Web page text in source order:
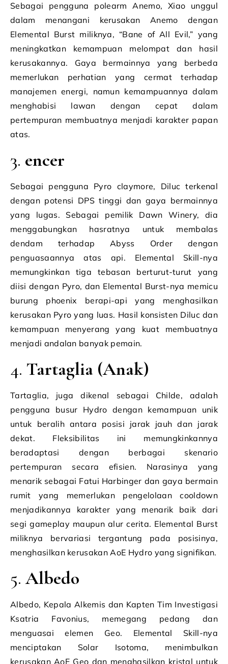
Sebagai pengguna polearm Anemo, Xiao unggul
dalam menangani kerusakan Anemo dengan
Elemental Burst miliknya, “Bane of All Evil,” yang
meningkatkan kemampuan melompat dan hasil
kerusakannya. Gaya bermainnya yang berbeda
memerlukan perhatian yang cermat terhadap
manajemen energi, namun kemampuannya dalam
menghabisi lawan dengan cepat dalam
pertempuran membuatnya menjadi karakter papan
atas.
3. encer
Sebagai pengguna Pyro claymore, Diluc terkenal
dengan potensi DPS tinggi dan gaya bermainnya
yang lugas. Sebagai pemilik Dawn Winery, dia
menggabungkan hasratnya untuk membalas
dendam terhadap Abyss Order dengan
penguasaannya atas api. Elemental Skill-nya
memungkinkan tiga tebasan berturut-turut yang
diisi dengan Pyro, dan Elemental Burst-nya memicu
burung phoenix berapi-api yang menghasilkan
kerusakan Pyro yang luas. Hasil konsisten Diluc dan
kemampuan menyerang yang kuat membuatnya
menjadi andalan banyak pemain.
4. Tartaglia (Anak)
Tartaglia, juga dikenal sebagai Childe, adalah
pengguna busur Hydro dengan kemampuan unik
untuk beralih antara posisi jarak jauh dan jarak
dekat. Fleksibilitas ini memungkinkannya
beradaptasi dengan berbagai skenario
pertempuran secara efisien. Narasinya yang
menarik sebagai Fatui Harbinger dan gaya bermain
rumit yang memerlukan pengelolaan cooldown
menjadikannya karakter yang menarik baik dari
segi gameplay maupun alur cerita. Elemental Burst
miliknya bervariasi tergantung pada posisinya,
menghasilkan kerusakan AoE Hydro yang signifikan.
5.Albedo
Albedo, Kepala Alkemis dan Kapten Tim Investigasi
Ksatria Favonius, memegang pedang dan
menguasai elemen Geo. Elemental Skill-nya
menciptakan Solar Isotoma, menimbulkan
kerusakan AoE Geo dan menghasilkan kristal untuk